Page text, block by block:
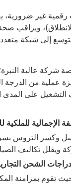
رقمية غير
ويراقب
وحدة، تظل طبقة التحكم
عالية
عملية من
على المدى
وكسر التروس
ويقلل تكاليف